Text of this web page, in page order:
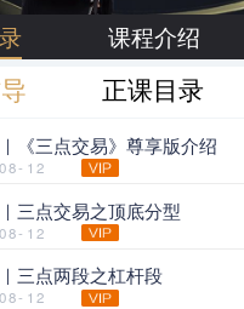
课程介绍
正课目录
《三点交易》尊享版介绍
12
三点交易之顶底分型
12
三点两段之杠杆段
12